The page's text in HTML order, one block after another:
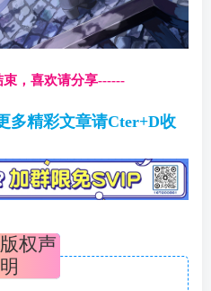
，喜欢请分享------
多精彩文章请Cter+D收
权声
明